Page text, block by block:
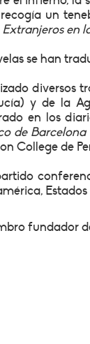
un
Extranjeros en
se han
diversos
y de la
en los
de Barcelona
College de
fundador